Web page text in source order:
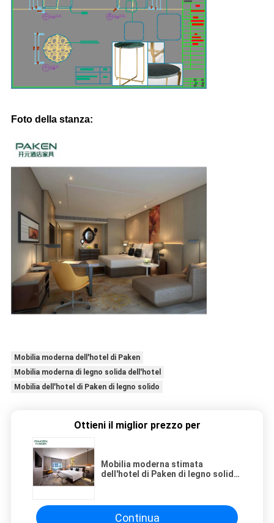
Foto della stanza:
Mobilia moderna dell'hotel di Paken
Mobilia moderna di legno solida dell'hotel
Mobilia dell'hotel di Paken di legno solido
Ottieni il miglior prezzo per
Mobilia moderna stimata
dell'hotel di Paken di legno solido
Continua